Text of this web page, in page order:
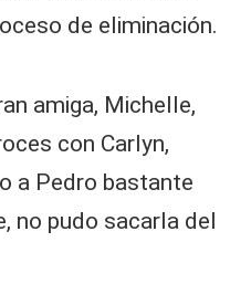
de eliminación.
amiga, Michelle,
con Carlyn,
a Pedro bastante
no pudo sacarla del